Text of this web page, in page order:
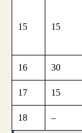
15 15
16 30
17 15
18 –